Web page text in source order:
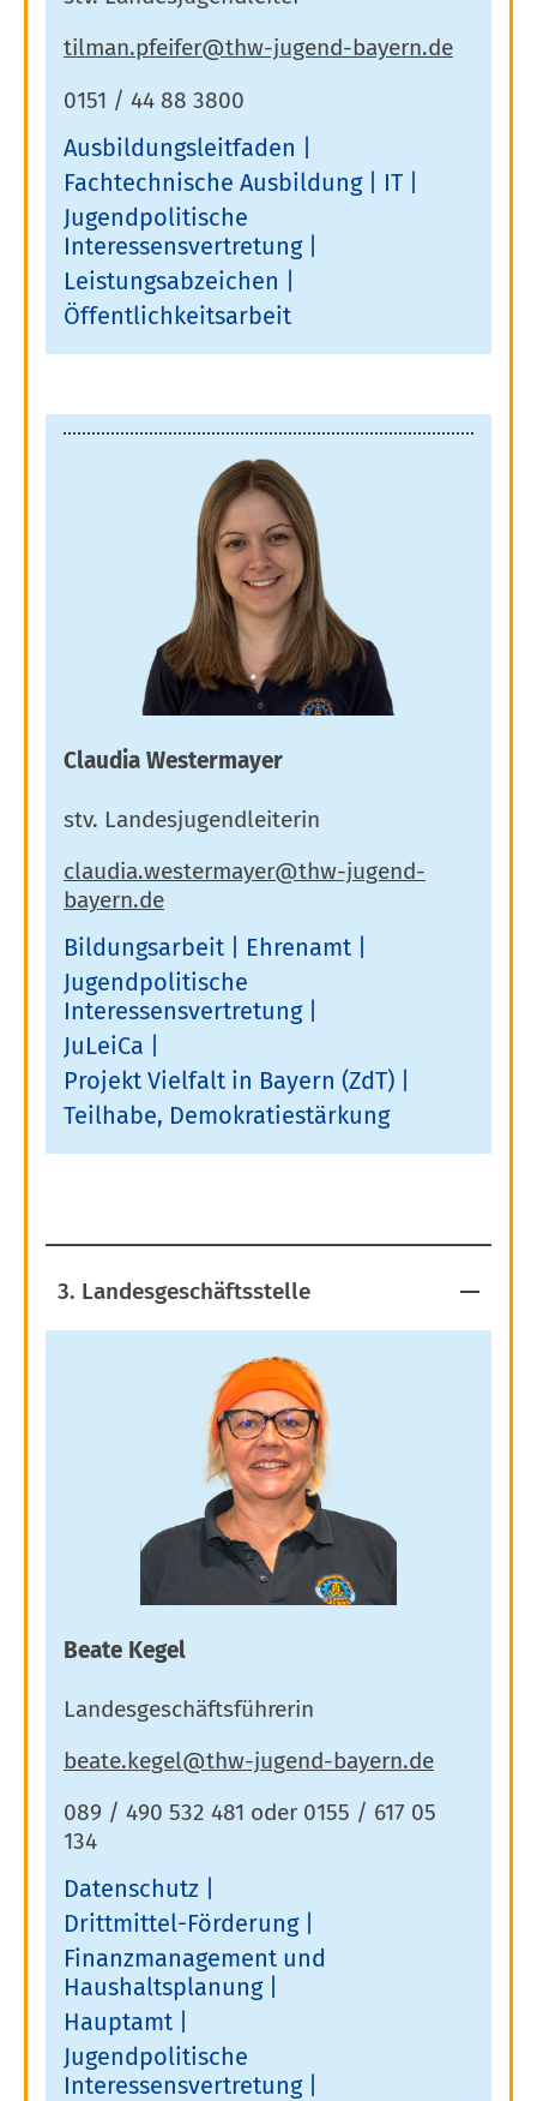
0151 / 44 88 3800
Ausbildungsleitfaden
Fachtechnische Ausbildung
IT
Jugendpolitische
Interessensvertretung
Leistungsabzeichen
Öffentlichkeitsarbeit
Claudia Westermayer
stv. Landesjugendleiterin
Bildungsarbeit
Ehrenamt
Jugendpolitische
Interessensvertretung
JuLeiCa
Projekt Vielfalt in Bayern (ZdT)
Teilhabe, Demokratiestärkung
3. Landesgeschäftsstelle
Beate Kegel
Landesgeschäftsführerin
089 / 490 532 481 oder 0155 / 617 05
134
Datenschutz
Drittmittel-Förderung
Finanzmanagement und
Haushaltsplanung
Hauptamt
Jugendpolitische
Interessensvertretung